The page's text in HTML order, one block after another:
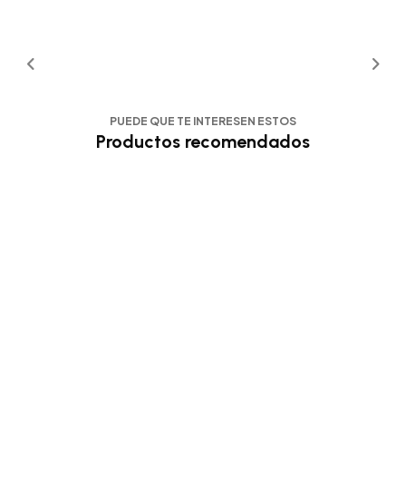
PUEDE QUE TE INTERESEN ESTOS
Productos recomendados